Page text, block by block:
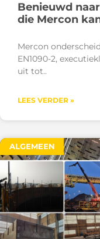
Benieuwd
die Mercon
Mercon
EN1090-2,
uit tot
LEES VERDER »
ALGEMEEN